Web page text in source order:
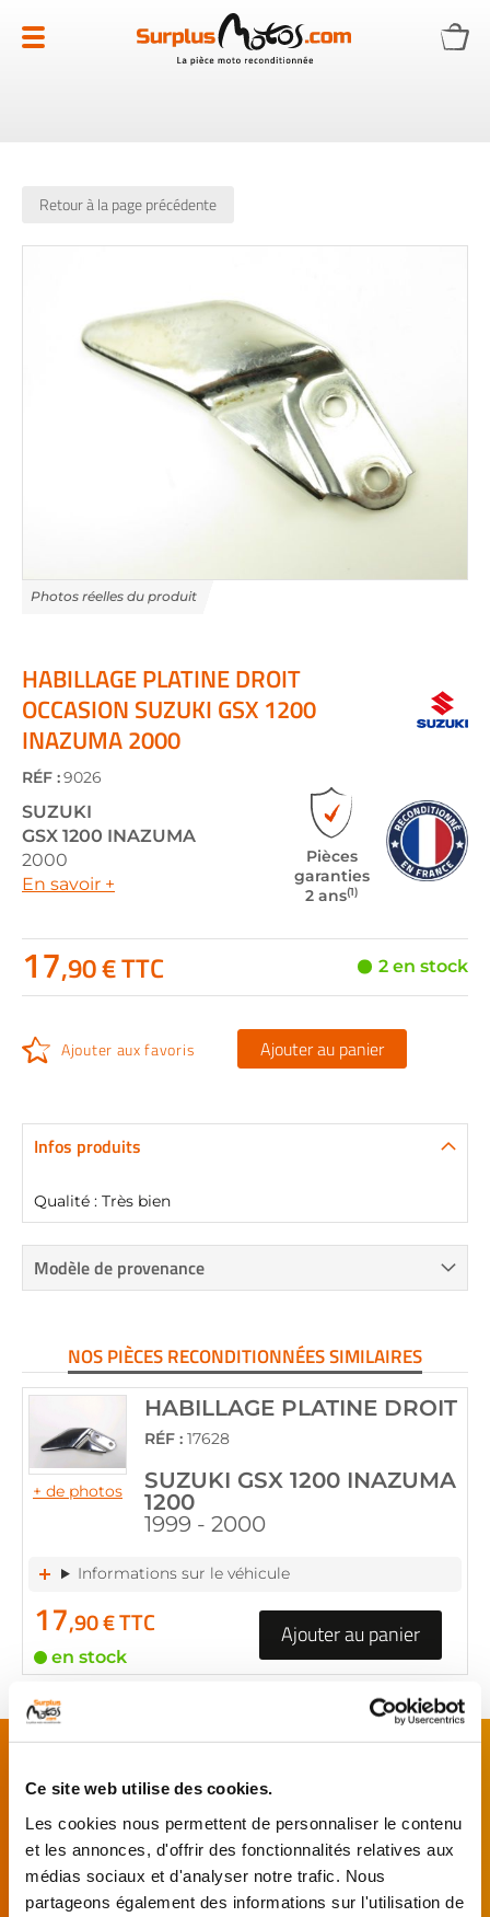
Ce site web utilise des cookies.
Les cookies nous permettent de personnaliser le contenu
et les annonces, d'offrir des fonctionnalités relatives aux
médias sociaux et d'analyser notre trafic. Nous
partageons également des informations sur l'utilisation de
au
contenu
Retour à la page précédente
the
beginning
of
the
images
gallery
HABILLAGE PLATINE DROIT
OCCASION SUZUKI GSX 1200
INAZUMA 2000
RÉF :9026
SUZUKI
GSX 1200 INAZUMA
2000
En savoir +
Pièces
garanties
2 ans(1)
17,90 € TTC 2 en stock
Ajouter aux favoris Ajouter au panier
Infos produits
Qualité : Très bien
Modèle de provenance
NOS PIÈCES RECONDITIONNÉES SIMILAIRES
+ de photos
HABILLAGE PLATINE DROIT
RÉF : 17628
SUZUKI GSX 1200 INAZUMA
1200
1999 - 2000
Informations sur le véhicule
17,90 € TTC
en stock
Ajouter au panier
FAITES MONTER VOTRE PIÈCE !
De l’achat depièces motosd’occasion garanties
jusqu'à la révision complète de votre moto
retrouvez notre réseau de réparateurs et de
garages partenaires.